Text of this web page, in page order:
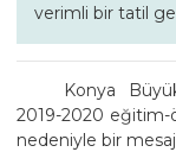
verimli bir tatil
Konya
2019-2020 eğitim-
nedeniyle bir mesaj